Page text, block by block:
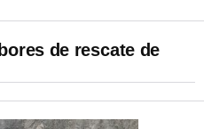
de rescate de